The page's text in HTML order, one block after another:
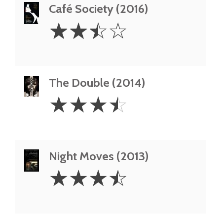
Café Society (2016)
2.5
Stars
☆☆☆☆
The Double (2014)
3.5
Stars
☆☆☆☆
Night Moves (2013)
3.5
Stars
☆☆☆☆